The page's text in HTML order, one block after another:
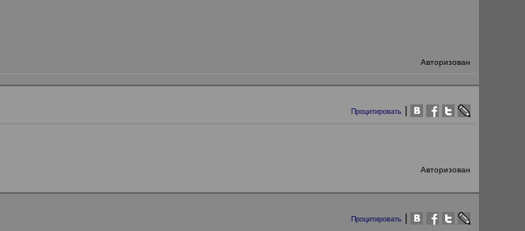
Авторизован
Процитировать
Авторизован
Процитировать